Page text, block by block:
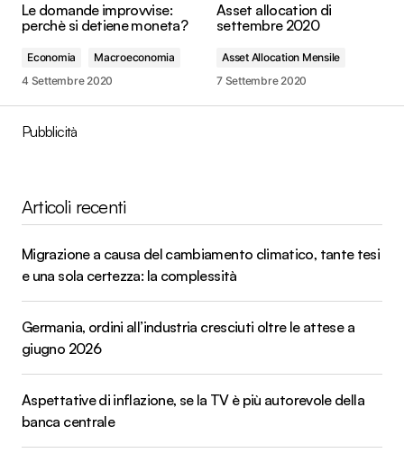
Le domande improvvise:
perchè si detiene moneta?
Economia
Macroeconomia
4 Settembre 2020
Asset allocation di
settembre 2020
Asset Allocation Mensile
7 Settembre 2020
Pubblicità
Articoli recenti
Migrazione a causa del cambiamento climatico, tante tesi
e una sola certezza: la complessità
Germania, ordini all’industria cresciuti oltre le attese a
giugno 2026
Aspettative di inflazione, se la TV è più autorevole della
banca centrale